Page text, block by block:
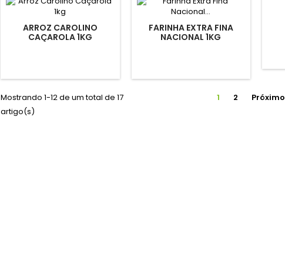
ARROZ CAROLINO
CAÇAROLA 1KG
FARINHA EXTRA FINA
NACIONAL 1KG
Mostrando 1-12 de um total de 17
artigo(s)
1 2 Próximo